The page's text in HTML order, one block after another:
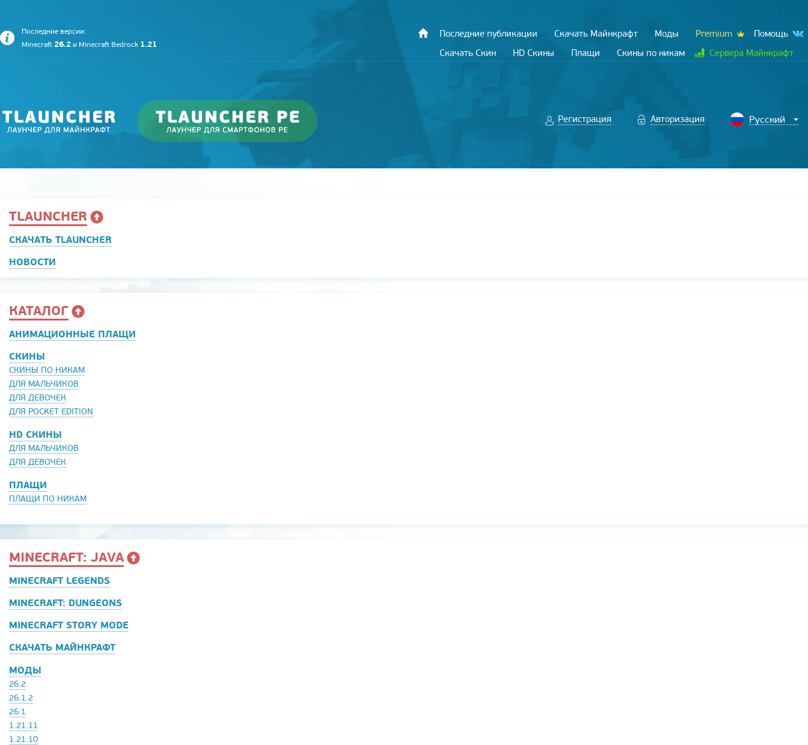
Последние версии:
Minecraft 26.2 и Minecraft Bedrock 1.21
Последние публикации Скачать Майнкрафт Моды Premium
Помощь
Скачать Скин
HD Скины Плащи Скины по никам Сервера Майнкрафт
Регистрация Авторизация
TLAUNCHER
СКАЧАТЬ TLAUNCHER
НОВОСТИ
КАТАЛОГ
АНИМАЦИОННЫЕ ПЛАЩИ
СКИНЫ
СКИНЫ ПО НИКАМ
ДЛЯ МАЛЬЧИКОВ
ДЛЯ ДЕВОЧЕК
ДЛЯ POCKET EDITION
HD СКИНЫ
ДЛЯ МАЛЬЧИКОВ
ДЛЯ ДЕВОЧЕК
ПЛАЩИ
ПЛАЩИ ПО НИКАМ
MINECRAFT: JAVA
MINECRAFT LEGENDS
MINECRAFT: DUNGEONS
MINECRAFT STORY MODE
СКАЧАТЬ МАЙНКРАФТ
МОДЫ
26.2
26.1.2
26.1
1.21.11
1.21.10